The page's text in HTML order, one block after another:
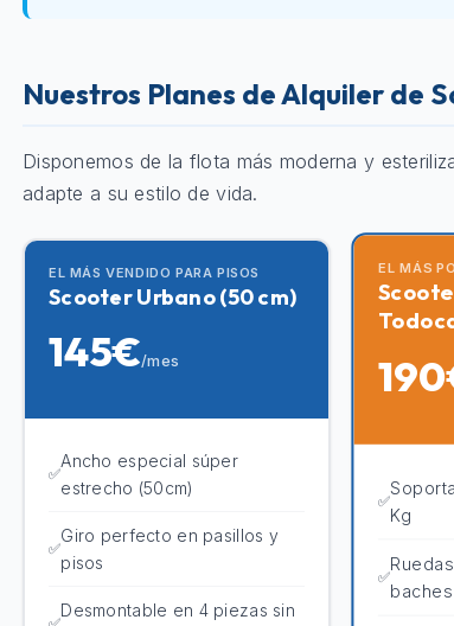
Nuestros Planes de Alquiler de
Disponemos de la flota más moderna y
adapte a su estilo de vida.
EL MÁS VENDIDO PARA PISOS
Scooter Urbano (50 cm)
145€/mes
Ancho especial súper
estrecho (50cm)
Giro perfecto en pasillos y
pisos
Desmontable en 4 piezas sin
EL MÁS
Kg